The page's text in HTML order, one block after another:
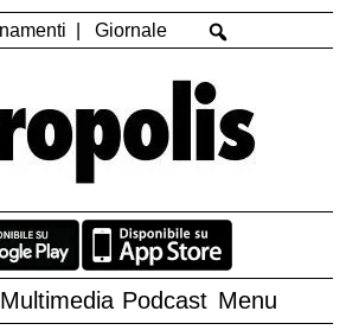
Giornale
Multimedia Podcast Menu